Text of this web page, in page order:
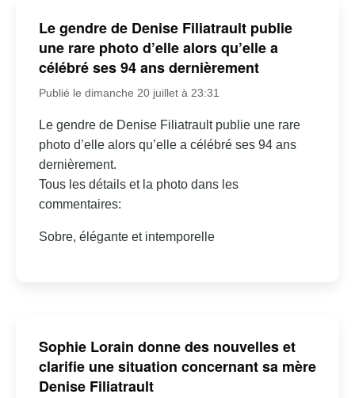
Le gendre de Denise Filiatrault publie
une rare photo d’elle alors qu’elle a
célébré ses 94 ans dernièrement
Publié le dimanche 20 juillet à 23:31
Le gendre de Denise Filiatrault publie une rare
photo d’elle alors qu’elle a célébré ses 94 ans
dernièrement.
Tous les détails et la photo dans les
commentaires:
Sobre, élégante et intemporelle
Sophie Lorain donne des nouvelles et
clarifie une situation concernant sa mère
Denise Filiatrault